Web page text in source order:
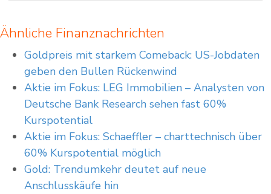
Ähnliche Finanznachrichten
Goldpreis mit starkem Comeback: US-Jobdaten
geben den Bullen Rückenwind
Aktie im Fokus: LEG Immobilien – Analysten von
Deutsche Bank Research sehen fast 60%
Kurspotential
Aktie im Fokus: Schaeffler – charttechnisch über
60% Kurspotential möglich
Gold: Trendumkehr deutet auf neue
Anschlusskäufe hin